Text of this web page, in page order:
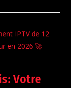
Votre